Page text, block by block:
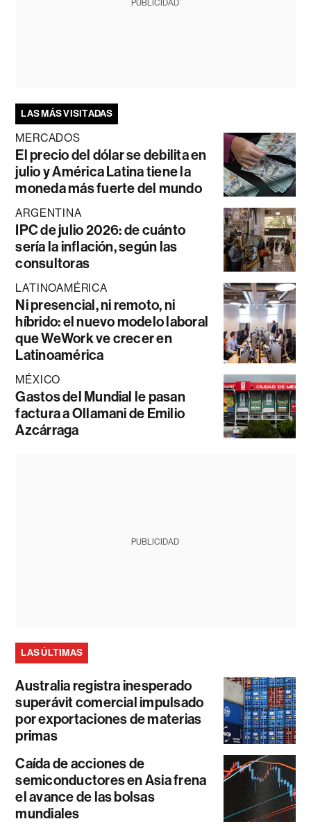
PUBLICIDAD
LAS MÁS VISITADAS
MERCADOS
El precio del dólar se debilita en
julio y América Latina tiene la
moneda más fuerte del mundo
ARGENTINA
IPC de julio 2026: de cuánto
sería la inflación, según las
consultoras
LATINOAMÉRICA
Ni presencial, ni remoto, ni
híbrido: el nuevo modelo laboral
que WeWork ve crecer en
Latinoamérica
MÉXICO
Gastos del Mundial le pasan
factura a Ollamani de Emilio
Azcárraga
PUBLICIDAD
LAS ÚLTIMAS
Australia registra inesperado
superávit comercial impulsado
por exportaciones de materias
primas
Caída de acciones de
semiconductores en Asia frena
el avance de las bolsas
mundiales